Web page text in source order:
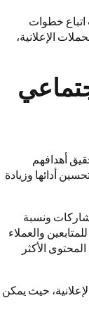
اتباع خطوات
الإعلانية،
أهدافهم
أدائها وزيادة
ونسبة
والعملاء
الأكثر
حيث يمكن